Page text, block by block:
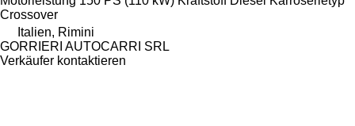
Crossover
Italien, Rimini
GORRIERI AUTOCARRI SRL
Verkäufer kontaktieren